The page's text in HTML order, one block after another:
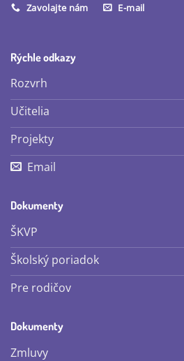
Zavolajte nám E-mail
Rýchle odkazy
Rozvrh
Učitelia
Projekty
Email
Dokumenty
ŠKVP
Školský poriadok
Pre rodičov
Dokumenty
Zmluvy